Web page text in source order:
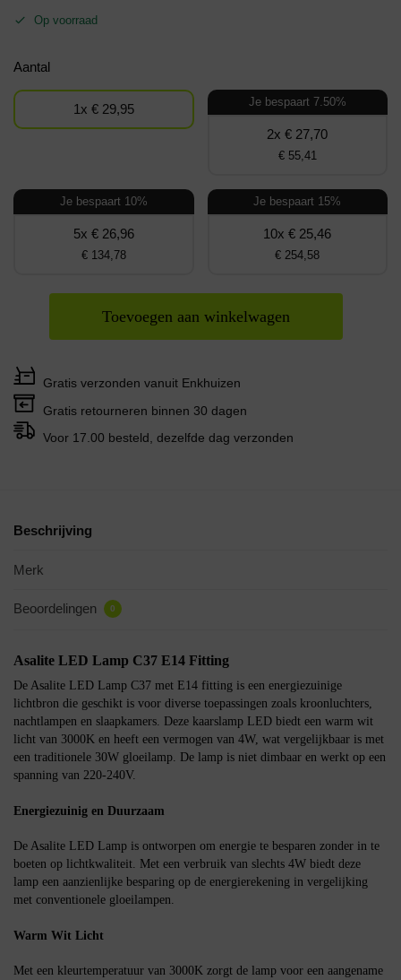
Op voorraad
Aantal
1x € 29,95 Je bespaart 7.50%
2x € 27,70
€ 55,41
Je bespaart 10%
5x € 26,96
€ 134,78
Je bespaart 15%
10x € 25,46
€ 254,58
Toevoegen aan winkelwagen
Gratis verzonden vanuit Enkhuizen
Gratis retourneren binnen 30 dagen
Voor 17.00 besteld, dezelfde dag verzonden
Beschrijving
Merk
Beoordelingen 0
Asalite LED Lamp C37 E14 Fitting
De Asalite LED Lamp C37 met E14 fitting is een energiezuinige
lichtbron die geschikt is voor diverse toepassingen zoals kroonluchters,
nachtlampen en slaapkamers. Deze kaarslamp LED biedt een warm wit
licht van 3000K en heeft een vermogen van 4W, wat vergelijkbaar is met
een traditionele 30W gloeilamp. De lamp is niet dimbaar en werkt op een
spanning van 220-240V.
Energiezuinig en Duurzaam
De Asalite LED Lamp is ontworpen om energie te besparen zonder in te
boeten op lichtkwaliteit. Met een verbruik van slechts 4W biedt deze
lamp een aanzienlijke besparing op de energierekening in vergelijking
met conventionele gloeilampen.
Warm Wit Licht
Met een kleurtemperatuur van 3000K zorgt de lamp voor een aangename